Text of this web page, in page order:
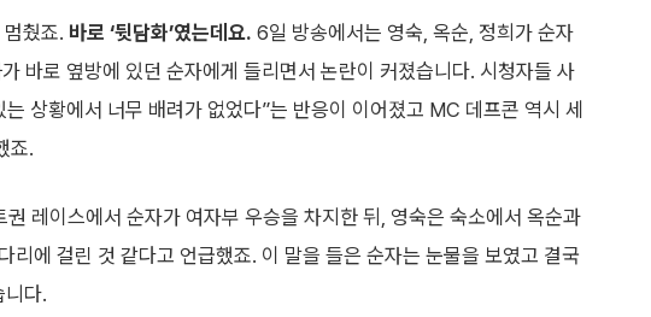
췄죠. 바로 ‘뒷담화’였는데요. 6일 방송에서는 영숙, 옥순, 정희가 순자
바로 옆방에 있던 순자에게 들리면서 논란이 커졌습니다. 시청자들 사
상황에서 너무 배려가 없었다”는 반응이 이어졌고 MC 데프콘 역시 세
죠.
레이스에서 순자가 여자부 우승을 차지한 뒤, 영숙은 숙소에서 옥순과
리에 걸린 것 같다고 언급했죠. 이 말을 들은 순자는 눈물을 보였고 결국
니다.